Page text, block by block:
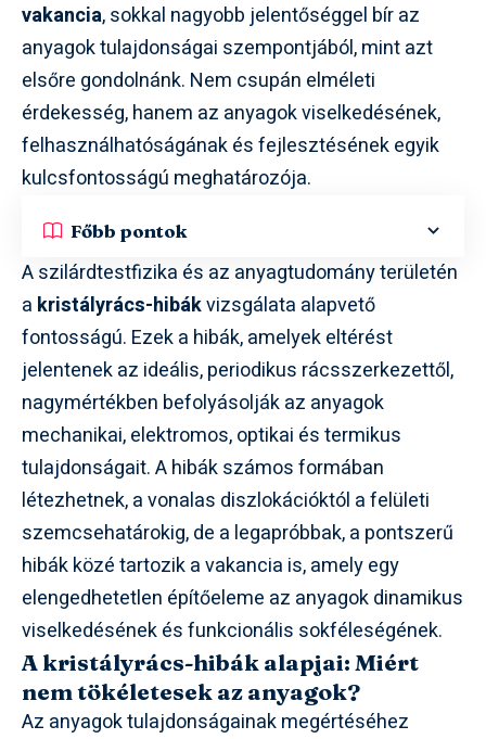
vakancia, sokkal nagyobb jelentőséggel bír az
anyagok tulajdonságai szempontjából, mint azt
elsőre gondolnánk. Nem csupán elméleti
érdekesség, hanem az anyagok viselkedésének,
felhasználhatóságának és fejlesztésének egyik
kulcsfontosságú meghatározója.
Főbb pontok
A szilárdtestfizika és az anyagtudomány területén
a kristályrács-hibákvizsgálata alapvető
fontosságú. Ezek a hibák, amelyek eltérést
jelentenek az ideális, periodikus rácsszerkezettől,
nagymértékben befolyásolják az anyagok
mechanikai, elektromos, optikai és termikus
tulajdonságait. A hibák számos formában
létezhetnek, a vonalas diszlokációktól a felületi
szemcsehatárokig, de a legapróbbak, a pontszerű
hibák közé tartozik a vakancia is, amely egy
elengedhetetlen építőeleme az anyagok dinamikus
viselkedésének és funkcionális sokféleségének.
A kristályrács-hibák alapjai: Miért
nem tökéletesek az anyagok?
Az anyagok tulajdonságainak megértéséhez